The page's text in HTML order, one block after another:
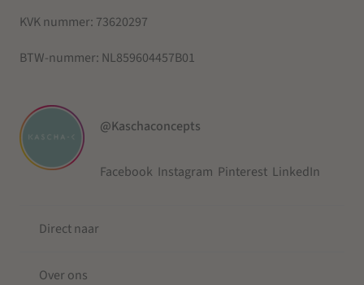
KVK nummer: 73620297
BTW-nummer: NL859604457B01
@Kaschaconcepts
Facebook Instagram Pinterest LinkedIn
Direct naar
Over ons